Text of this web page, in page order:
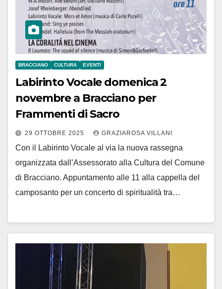
BRACCIANO CULTURA EVENTI
Labirinto Vocale domenica 2
novembre a Bracciano per
Frammenti di Sacro
29 OTTOBRE 2025 GRAZIAROSA VILLANI
Con il Labirinto Vocale al via la nuova rassegna
organizzata dall’Assessorato alla Cultura del Comune
di Bracciano. Appuntamento alle 11 alla cappella del
camposanto per un concerto di spiritualità tra…